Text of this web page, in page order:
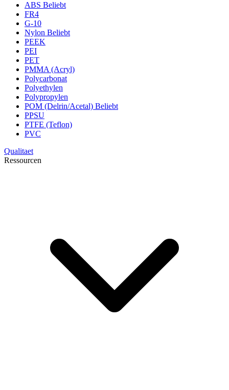
ABS Beliebt
FR4
G-10
Nylon Beliebt
PEEK
PEI
PET
PMMA (Acryl)
Polycarbonat
Polyethylen
Polypropylen
POM (Delrin/Acetal) Beliebt
PPSU
PTFE (Teflon)
PVC
Qualitaet
Ressourcen